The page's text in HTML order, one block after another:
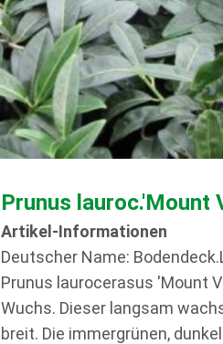
Prunus lauroc.'Mount
Artikel-Informationen
Deutscher Name:
Prunus laurocerasus 'Mount
Wuchs. Dieser langsam
breit. Die immergrünen,